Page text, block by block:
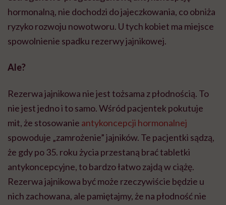
hormonalną, nie dochodzi do jajeczkowania, co obniża
ryzyko rozwoju nowotworu. U tych kobiet ma miejsce
spowolnienie spadku rezerwy jajnikowej.
Ale?
Rezerwa jajnikowa nie jest tożsama z płodnością. To
nie jest jedno i to samo. Wśród pacjentek pokutuje
mit, że stosowanie antykoncepcji hormonalnej
spowoduje „zamrożenie” jajników. Te pacjentki sądzą,
że gdy po 35. roku życia przestaną brać tabletki
antykoncepcyjne, to bardzo łatwo zajdą w ciążę.
Rezerwa jajnikowa być może rzeczywiście będzie u
nich zachowana, ale pamiętajmy, że na płodność nie